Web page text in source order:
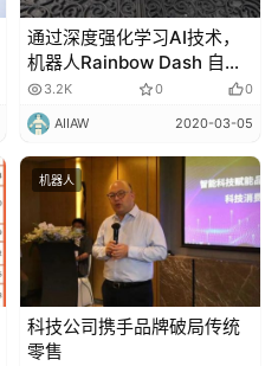
通过深度强化学习AI技术，
机器人Rainbow Dash 自学
走路！
3.2K 0 0
AIIAW 2020-03-05
机器人
科技公司携手品牌破局传统
零售